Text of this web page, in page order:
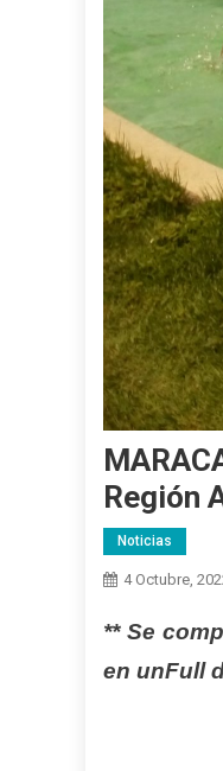
Región
Noticias
4 Octubre,
** Se
en unFull